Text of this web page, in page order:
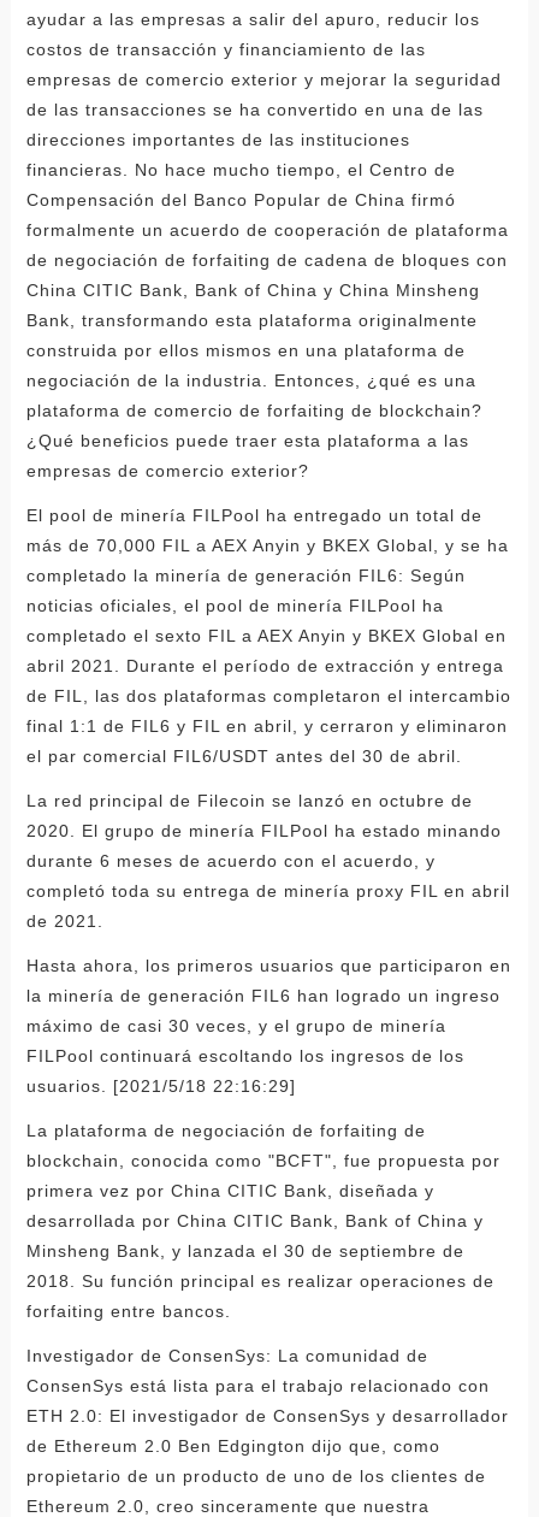
ayudar a las empresas a salir del apuro, reducir los
costos de transacción y financiamiento de las
empresas de comercio exterior y mejorar la seguridad
de las transacciones se ha convertido en una de las
direcciones importantes de las instituciones
financieras. No hace mucho tiempo, el Centro de
Compensación del Banco Popular de China firmó
formalmente un acuerdo de cooperación de plataforma
de negociación de forfaiting de cadena de bloques con
China CITIC Bank, Bank of China y China Minsheng
Bank, transformando esta plataforma originalmente
construida por ellos mismos en una plataforma de
negociación de la industria. Entonces, ¿qué es una
plataforma de comercio de forfaiting de blockchain?
¿Qué beneficios puede traer esta plataforma a las
empresas de comercio exterior?
El pool de minería FILPool ha entregado un total de
más de 70,000 FIL a AEX Anyin y BKEX Global, y se ha
completado la minería de generación FIL6: Según
noticias oficiales, el pool de minería FILPool ha
completado el sexto FIL a AEX Anyin y BKEX Global en
abril 2021. Durante el período de extracción y entrega
de FIL, las dos plataformas completaron el intercambio
final 1:1 de FIL6 y FIL en abril, y cerraron y eliminaron
el par comercial FIL6/USDT antes del 30 de abril.
La red principal de Filecoin se lanzó en octubre de
2020. El grupo de minería FILPool ha estado minando
durante 6 meses de acuerdo con el acuerdo, y
completó toda su entrega de minería proxy FIL en abril
de 2021.
Hasta ahora, los primeros usuarios que participaron en
la minería de generación FIL6 han logrado un ingreso
máximo de casi 30 veces, y el grupo de minería
FILPool continuará escoltando los ingresos de los
usuarios. [2021/5/18 22:16:29]
La plataforma de negociación de forfaiting de
blockchain, conocida como "BCFT", fue propuesta por
primera vez por China CITIC Bank, diseñada y
desarrollada por China CITIC Bank, Bank of China y
Minsheng Bank, y lanzada el 30 de septiembre de
2018. Su función principal es realizar operaciones de
forfaiting entre bancos.
Investigador de ConsenSys: La comunidad de
ConsenSys está lista para el trabajo relacionado con
ETH 2.0: El investigador de ConsenSys y desarrollador
de Ethereum 2.0 Ben Edgington dijo que, como
propietario de un producto de uno de los clientes de
Ethereum 2.0, creo sinceramente que nuestra